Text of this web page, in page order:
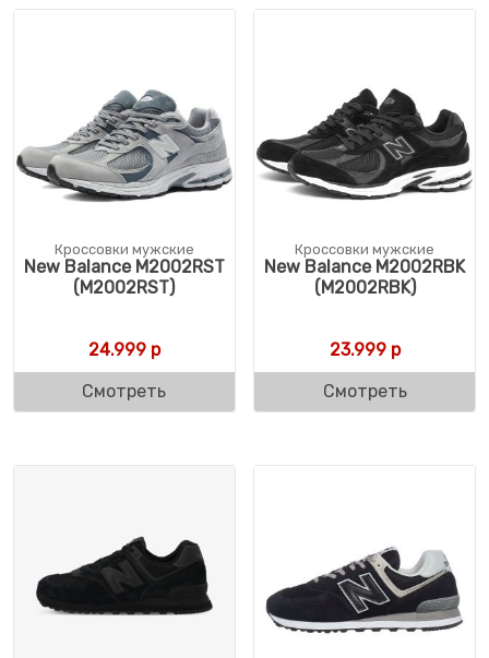
Кроссовки мужские
New Balance M2002RST
(M2002RST)
24.999р
Смотреть
Кроссовки мужские
New Balance M2002RBK
(M2002RBK)
23.999р
Смотреть